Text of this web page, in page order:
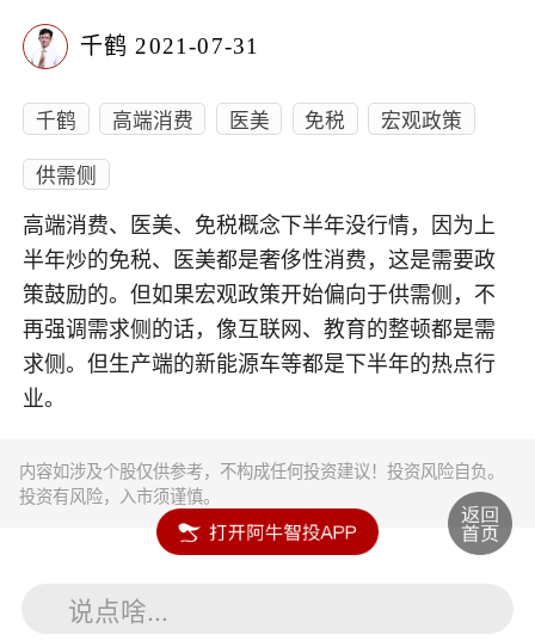
千鹤 2021-07-31
千鹤 高端消费 医美 免税
宏观政策
供需侧
高端消费、医美、免税概念下半年没行情，因为上
半年炒的免税、医美都是奢侈性消费，这是需要政
策鼓励的。但如果宏观政策开始偏向于供需侧，不
再强调需求侧的话，像互联网、教育的整顿都是需
求侧。但生产端的新能源车等都是下半年的热点行
业。
内容如涉及个股仅供参考，不构成任何投资建议！投资风险自负。
投资有风险，入市须谨慎。
说点啥...